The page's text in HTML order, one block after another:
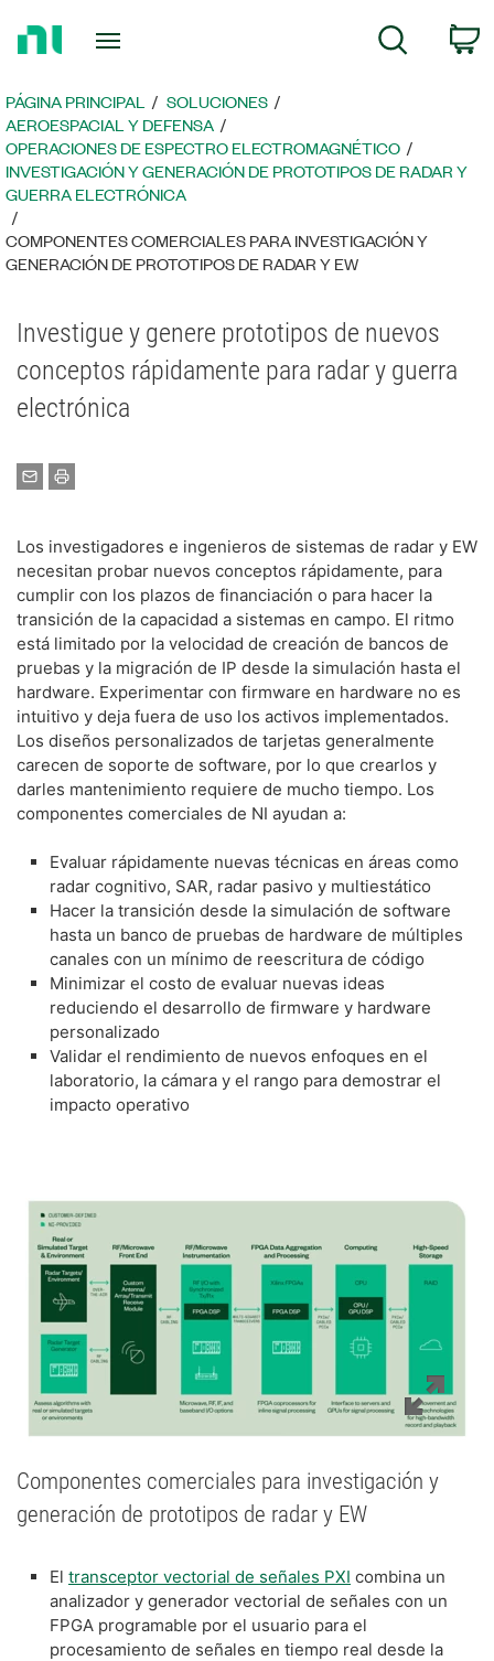
página
principal
Búsqueda
PÁGINA PRINCIPAL
SOLUCIONES
AEROESPACIAL Y DEFENSA
OPERACIONES DE ESPECTRO ELECTROMAGNÉTICO
INVESTIGACIÓN Y GENERACIÓN DE PROTOTIPOS DE RADAR Y
GUERRA ELECTRÓNICA
COMPONENTES COMERCIALES PARA INVESTIGACIÓN Y
GENERACIÓN DE PROTOTIPOS DE RADAR Y EW
Investigue y genere prototipos de nuevos
conceptos rápidamente para radar y guerra
electrónica
Los investigadores e ingenieros de sistemas de radar y EW
necesitan probar nuevos conceptos rápidamente, para
cumplir con los plazos de financiación o para hacer la
transición de la capacidad a sistemas en campo. El ritmo
está limitado por la velocidad de creación de bancos de
pruebas y la migración de IP desde la simulación hasta el
hardware. Experimentar con firmware en hardware no es
intuitivo y deja fuera de uso los activos implementados.
Los diseños personalizados de tarjetas generalmente
carecen de soporte de software, por lo que crearlos y
darles mantenimiento requiere de mucho tiempo. Los
componentes comerciales de NI ayudan a:
Evaluar rápidamente nuevas técnicas en áreas como
radar cognitivo, SAR, radar pasivo y multiestático
Hacer la transición desde la simulación de software
hasta un banco de pruebas de hardware de múltiples
canales con un mínimo de reescritura de código
Minimizar el costo de evaluar nuevas ideas
reduciendo el desarrollo de firmware y hardware
personalizado
Validar el rendimiento de nuevos enfoques en el
laboratorio, la cámara y el rango para demostrar el
impacto operativo
Componentes comerciales para investigación y
generación de prototipos de radar y EW
El transceptor vectorial de señales PXI combina un
analizador y generador vectorial de señales con un
FPGA programable por el usuario para el
procesamiento de señales en tiempo real desde la